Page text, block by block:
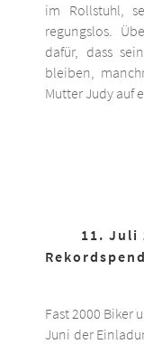
im Rollstuhl,
regungslos.
dafür, dass
bleiben,
Mutter Judy auf
11. Juli
Fast 2000 Biker
Juni der